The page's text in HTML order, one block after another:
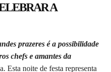
A
prazeres é a possibilidade
chefs e amantes da
Esta noite de festa representa